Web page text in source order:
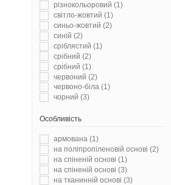
різнокольоровий (1)
світло-жовтий (1)
синьо-жовтий (2)
синій (2)
сріблястий (1)
срібний (2)
срібний (1)
червоний (2)
червоно-біла (1)
чорний (3)
Особливість
армована (1)
на поліпропіленовій основі (2)
на спіненій основі (1)
на спіненій основі (3)
на тканинній основі (3)